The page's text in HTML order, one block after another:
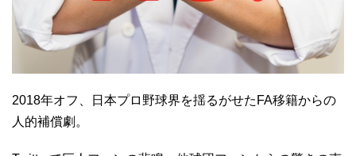
2018年オフ、日本プロ野球界を揺るがせたFA移籍からの
人的補償劇。